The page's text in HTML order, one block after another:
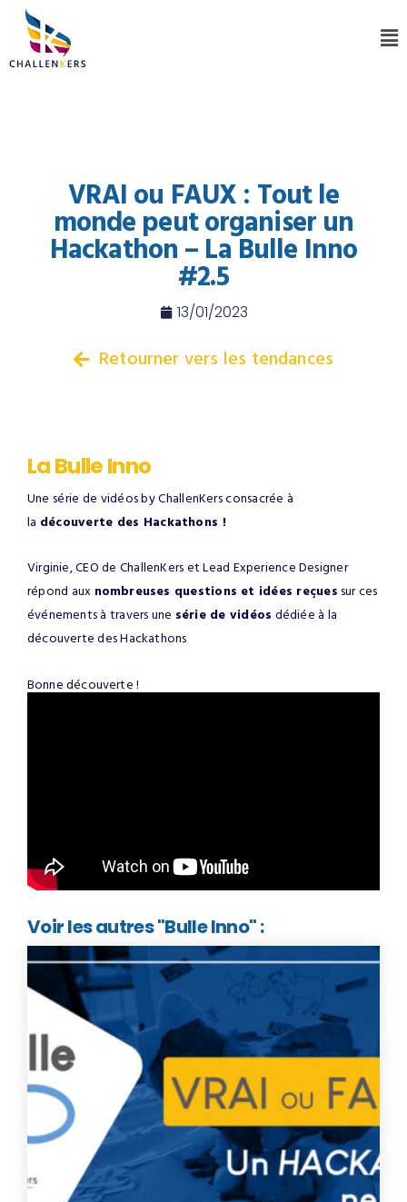
VRAI ou FAUX : Tout le
monde peut organiser un
Hackathon – La Bulle Inno
#2.5
13/01/2023
Retourner vers les tendances
La Bulle Inno
Une série de vidéos by ChallenKers consacrée à
la découverte des Hackathons !
Virginie, CEO de ChallenKers et Lead Experience Designer
répond aux nombreuses questions et idées reçues sur ces
événements à travers une série de vidéos dédiée à la
découverte des Hackathons
Bonne découverte !
Voir les autres "Bulle Inno" :